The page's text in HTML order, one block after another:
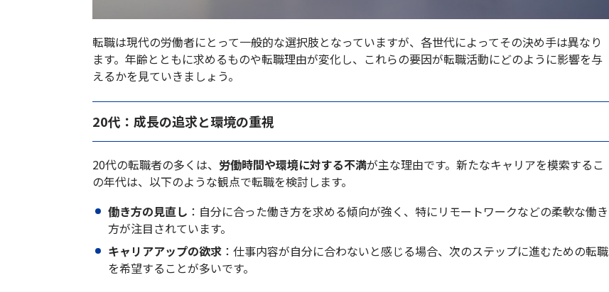
転職は現代の労働者にとって一般的な選択肢となっていますが、各世代によってその決め手は異なり
ます。年齢とともに求めるものや転職理由が変化し、これらの要因が転職活動にどのように影響を与
えるかを見ていきましょう。
20代：成長の追求と環境の重視
20代の転職者の多くは、 労働時間や環境に対する不満が主な理由です。新たなキャリアを模索するこ
の年代は、以下のような観点で転職を検討します。
働き方の見直し ：自分に合った働き方を求める傾向が強く、特にリモートワークなどの柔軟な働き
方が注目されています。
キャリアアップの欲求 ：仕事内容が自分に合わないと感じる場合、次のステップに進むための転職
を希望することが多いです。